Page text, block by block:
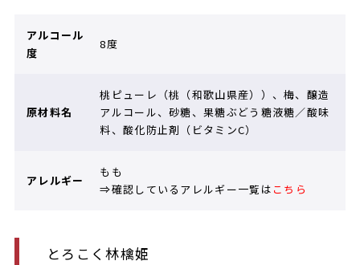
アルコール
度
8度
原材料名
桃ピューレ（桃（和歌山県産））、梅、醸造
アルコール、砂糖、果糖ぶどう糖液糖／酸味
料、酸化防止剤（ビタミンC）
アレルギー
もも
⇒確認しているアレルギー一覧は こちら
とろこく林檎姫